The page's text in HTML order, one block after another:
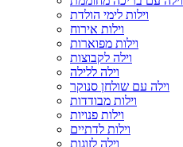
וילות לימי הולדת
וילות אירוח
וילות מפוארות
וילה לקבוצות
וילה ללילה
וילה עם שולחן סנוקר
וילות מבודדות
וילות פנויות
וילות לדתיים
וילה לזוגות